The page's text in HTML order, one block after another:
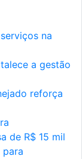
na
a gestão
reforça
de R$ 15 mil